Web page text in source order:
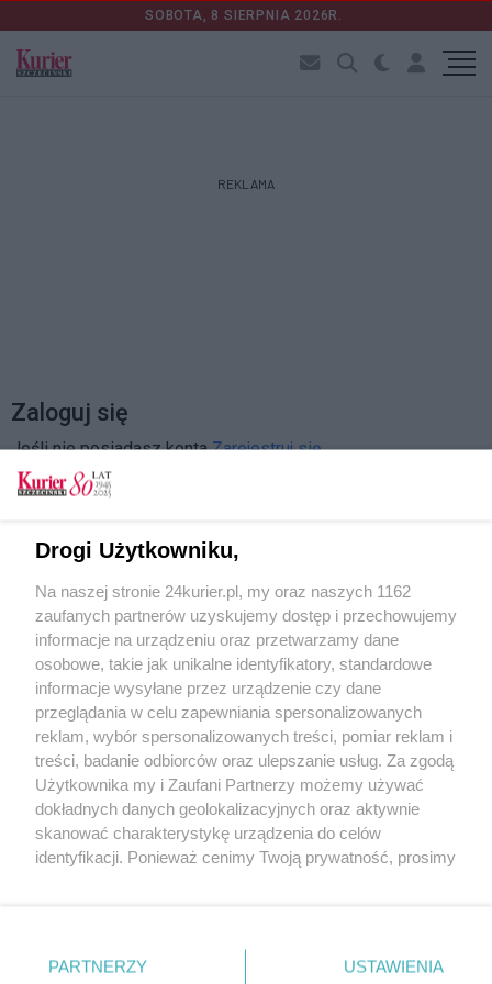
SOBOTA, 8 SIERPNIA 2026R.
REKLAMA
Zaloguj się
Jeśli nie posiadasz kontaZarejestruj się
Zapamiętać?
Zaloguj
Zapomniałem hasła
Copyright © 2022 Kurier Szczeciński sp. z o.o.
Drogi Użytkowniku,
Na naszej stronie 24kurier.pl, my oraz naszych 1162
zaufanych partnerów uzyskujemy dostęp i przechowujemy
informacje na urządzeniu oraz przetwarzamy dane
osobowe, takie jak unikalne identyfikatory, standardowe
informacje wysyłane przez urządzenie czy dane
przeglądania w celu zapewniania spersonalizowanych
reklam, wybór spersonalizowanych treści, pomiar reklam i
treści, badanie odbiorców oraz ulepszanie usług. Za zgodą
Użytkownika my i Zaufani Partnerzy możemy używać
dokładnych danych geolokalizacyjnych oraz aktywnie
skanować charakterystykę urządzenia do celów
identyfikacji. Ponieważ cenimy Twoją prywatność, prosimy
prywatności znajdujący się w lewym dolnym rogu strony
. Niektóre rodzaje przetwarzania danych nie wymagają
PARTNERZY USTAWIENIA